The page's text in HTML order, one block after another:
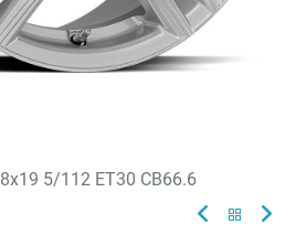
5/112 ET30 CB66.6